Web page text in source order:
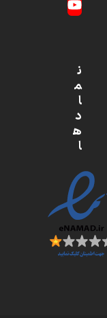
YouTube
ن
م
ا
د
ه
ا